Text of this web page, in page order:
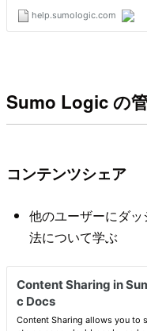
Sumo Logic の
コンテンツシェア
他のユーザーにダ
法について学ぶ